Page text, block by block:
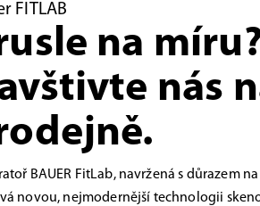
FITLAB
na
nás
BAUER FitLab, navržená s důrazem
novou, nejmodernější technologii